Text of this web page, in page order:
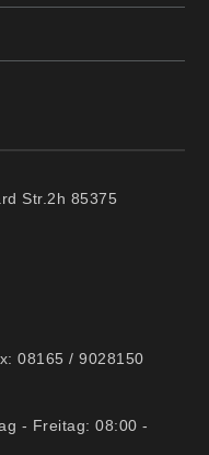
Str.2h 85375
08165 / 9028150
- Freitag: 08:00 -